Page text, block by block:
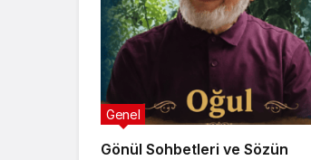
Gönül Sohbetleri ve Sözün
Genel